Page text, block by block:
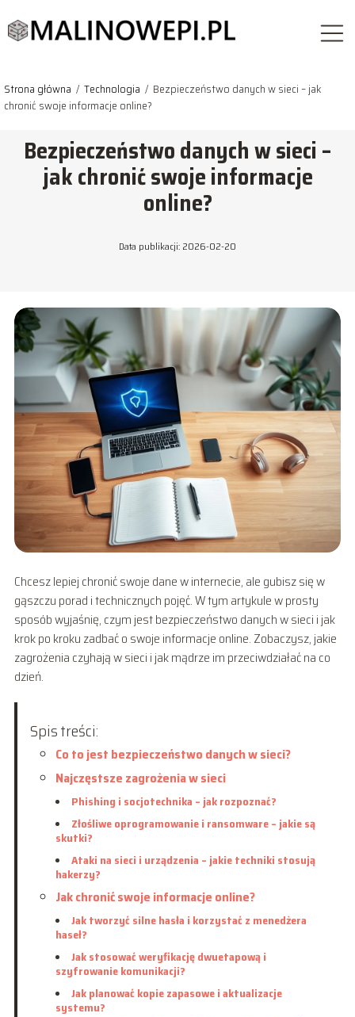
Strona główna / Technologia / Bezpieczeństwo danych w sieci – jak
chronić swoje informacje online?
Bezpieczeństwo danych w sieci –
jak chronić swoje informacje
online?
Data publikacji: 2026-02-20
Chcesz lepiej chronić swoje dane w internecie, ale gubisz się w
gąszczu porad i technicznych pojęć. W tym artykule w prosty
sposób wyjaśnię, czym jest bezpieczeństwo danych w sieci i jak
krok po kroku zadbać o swoje informacje online. Zobaczysz, jakie
zagrożenia czyhają w sieci i jak mądrze im przeciwdziałać na co
dzień.
Spis treści:
Co to jest bezpieczeństwo danych w sieci?
Najczęstsze zagrożenia w sieci
Phishing i socjotechnika – jak rozpoznać?
Złośliwe oprogramowanie i ransomware – jakie są
skutki?
Ataki na sieci i urządzenia – jakie techniki stosują
hakerzy?
Jak chronić swoje informacje online?
Jak tworzyć silne hasła i korzystać z menedżera
haseł?
Jak stosować weryfikację dwuetapową i
szyfrowanie komunikacji?
Jak planować kopie zapasowe i aktualizacje
systemu?